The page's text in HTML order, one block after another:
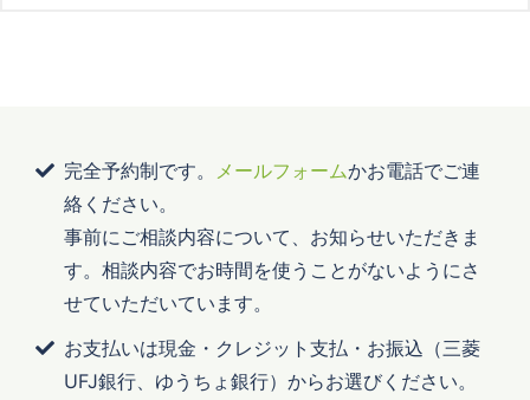
完全予約制です。 メールフォームかお電話でご連
絡ください。
事前にご相談内容について、お知らせいただきま
す。相談内容でお時間を使うことがないようにさ
せていただいています。
お支払いは現金・クレジット支払・お振込（三菱
UFJ銀行、ゆうちょ銀行）からお選びください。